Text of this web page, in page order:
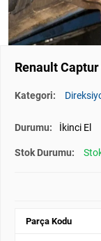
Renault
Kategori:
Durumu: İkinci El
Stok Durumu:
Parça Kodu